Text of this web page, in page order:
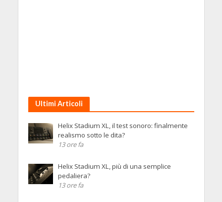
Ultimi Articoli
Helix Stadium XL, il test sonoro: finalmente
realismo sotto le dita?
13 ore fa
Helix Stadium XL, più di una semplice
pedaliera?
13 ore fa